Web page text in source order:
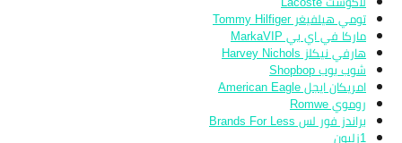
تومي هيلفيغر Tommy Hilfiger
ماركا في اي بي MarkaVIP
هارفي نيكلز Harvey Nichols
شوب بوب Shopbop
امريكان ايجل American Eagle
روموي Romwe
براندز فور لس Brands For Less